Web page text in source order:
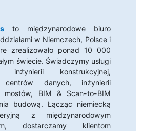
to międzynarodowe biuro
w Niemczech, Polsce i
zrealizowało ponad 10 000
świecie. Świadczymy usługi
konstrukcyjnej,
centrów danych, inżynierii
mostów, BIM & Scan-to-BIM
budową. Łącząc niemiecką
z międzynarodowym
dostarczamy klientom